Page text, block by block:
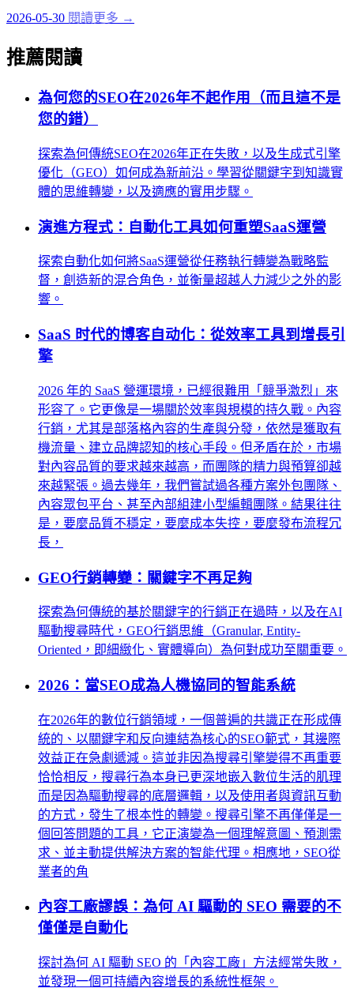
2026-05-30 閱讀更多 →
推薦閱讀
為何您的SEO在2026年不起作用（而且這不是
您的錯）
探索為何傳統SEO在2026年正在失敗，以及生成式引擎
優化（GEO）如何成為新前沿。學習從關鍵字到知識實
體的思維轉變，以及適應的實用步驟。
演進方程式：自動化工具如何重塑SaaS運營
探索自動化如何將SaaS運營從任務執行轉變為戰略監
督，創造新的混合角色，並衡量超越人力減少之外的影
響。
SaaS 时代的博客自动化：從效率工具到增長引
擎
2026 年的 SaaS 營運環境，已經很難用「競爭激烈」來
形容了。它更像是一場關於效率與規模的持久戰。內容
行銷，尤其是部落格內容的生產與分發，依然是獲取有
機流量、建立品牌認知的核心手段。但矛盾在於，市場
對內容品質的要求越來越高，而團隊的精力與預算卻越
來越緊張。過去幾年，我們嘗試過各種方案外包團隊、
內容眾包平台、甚至內部組建小型編輯團隊。結果往往
是，要麼品質不穩定，要麼成本失控，要麼發布流程冗
長，
GEO行銷轉變：關鍵字不再足夠
探索為何傳統的基於關鍵字的行銷正在過時，以及在AI
驅動搜尋時代，GEO行銷思維（Granular, Entity-
Oriented，即細緻化、實體導向）為何對成功至關重要。
2026：當SEO成為人機協同的智能系統
在2026年的數位行銷領域，一個普遍的共識正在形成傳
統的、以關鍵字和反向連結為核心的SEO範式，其邊際
效益正在急劇遞減。這並非因為搜尋引擎變得不再重要
恰恰相反，搜尋行為本身已更深地嵌入數位生活的肌理
而是因為驅動搜尋的底層邏輯，以及使用者與資訊互動
的方式，發生了根本性的轉變。搜尋引擎不再僅僅是一
個回答問題的工具，它正演變為一個理解意圖、預測需
求、並主動提供解決方案的智能代理。相應地，SEO從
業者的角
內容工廠謬誤：為何 AI 驅動的 SEO 需要的不
僅僅是自動化
探討為何 AI 驅動 SEO 的「內容工廠」方法經常失敗，
並發現一個可持續內容增長的系統性框架。